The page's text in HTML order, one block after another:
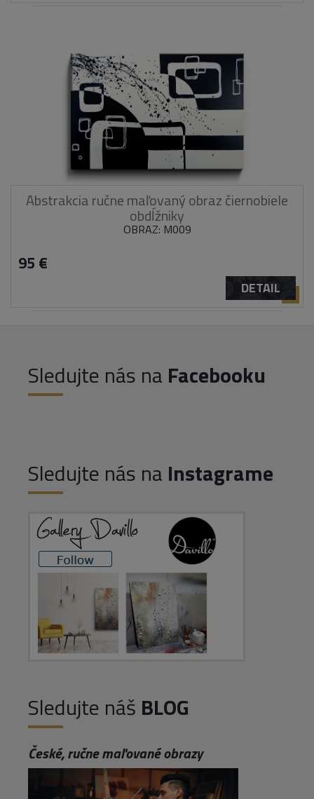
Abstrakcia ručne maľovaný obraz čiernobiele
obdĺžniky
OBRAZ: M009
95 €
DETAIL
Sledujte nás na Facebooku
Sledujte nás na Instagrame
Sledujte náš BLOG
České, ručne maľované obrazy